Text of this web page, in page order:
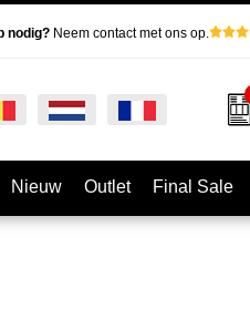
nodig?Neem contact met ons op.
Nieuw Outlet Final Sale